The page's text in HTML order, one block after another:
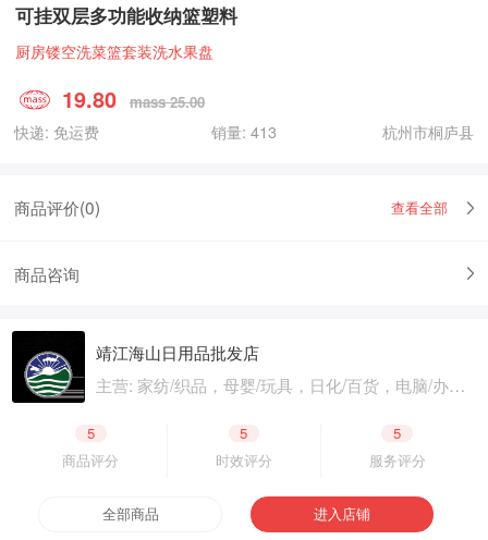
可挂双层多功能收纳篮塑料
厨房镂空洗菜篮套装洗水果盘
19.80 mass 25.00
快递: 免运费 销量: 413 杭州市桐庐县
商品评价(0) 查看全部
商品咨询
靖江海山日用品批发店
主营: 家纺/织品，母婴/玩具，日化/百货，电脑/办
5
商品评分
5
时效评分
5
服务评分
全部商品 进入店铺